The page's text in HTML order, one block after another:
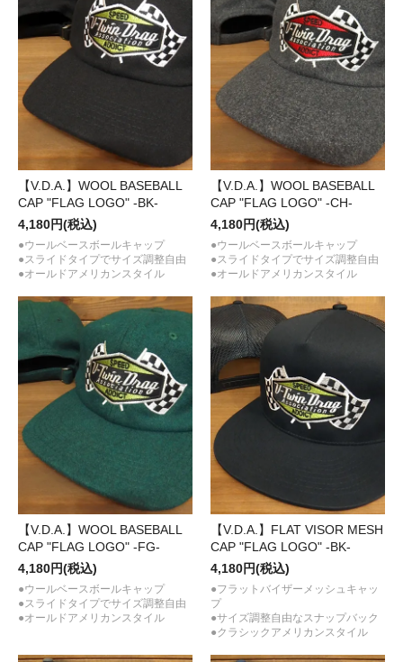
【V.D.A.】WOOL BASEBALL
CAP "FLAG LOGO" -BK-
4,180円(税込)
●ウールベースボールキャップ
●スライドタイプでサイズ調整自由
●オールドアメリカンスタイル
【V.D.A.】WOOL BASEBALL
CAP "FLAG LOGO" -CH-
4,180円(税込)
●ウールベースボールキャップ
●スライドタイプでサイズ調整自由
●オールドアメリカンスタイル
【V.D.A.】WOOL BASEBALL
CAP "FLAG LOGO" -FG-
4,180円(税込)
●ウールベースボールキャップ
●スライドタイプでサイズ調整自由
●オールドアメリカンスタイル
【V.D.A.】FLAT VISOR MESH
CAP "FLAG LOGO" -BK-
4,180円(税込)
●フラットバイザーメッシュキャッ
プ
●サイズ調整自由なスナップバック
●クラシックアメリカンスタイル